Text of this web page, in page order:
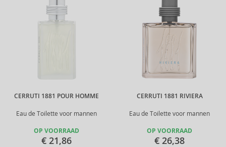
CERRUTI 1881 POUR HOMME
Eau de Toilette voor mannen
OP VOORRAAD
€ 21,86
CERRUTI 1881 RIVIERA
Eau de Toilette voor mannen
OP VOORRAAD
€ 26,38